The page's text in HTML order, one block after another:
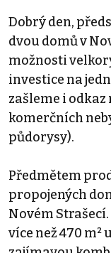
Dobrý den,
dvou domů v
možnosti
investice na
zašleme i
komerčních
půdorysy).
Předmětem
propojených
Novém
více než 470